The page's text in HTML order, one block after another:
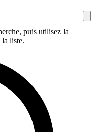
puis utilisez la
liste.